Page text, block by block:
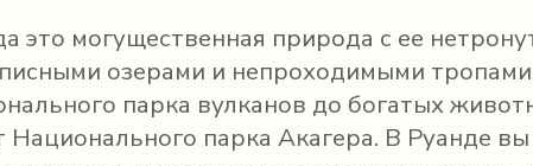
это могущественная природа с ее
озерами и непроходимыми
парка вулканов до богатых
Национального парка Акагера. В Руанде